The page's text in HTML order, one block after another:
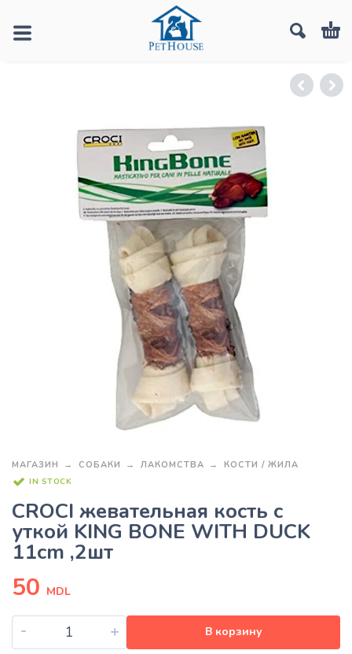
МАГАЗИН СОБАКИ ЛАКОМСТВА КОСТИ / ЖИЛА
IN STOCK
CROCI жевательная кость с
уткой KING BONE WITH DUCK
11cm ,2шт
50 MDL
- + В корзину